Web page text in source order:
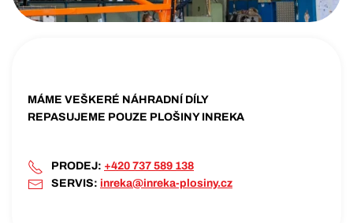
MÁME VEŠKERÉ NÁHRADNÍ DÍLY
REPASUJEME POUZE PLOŠINY INREKA
PRODEJ: +420 737 589 138
SERVIS: inreka@inreka-plosiny.cz